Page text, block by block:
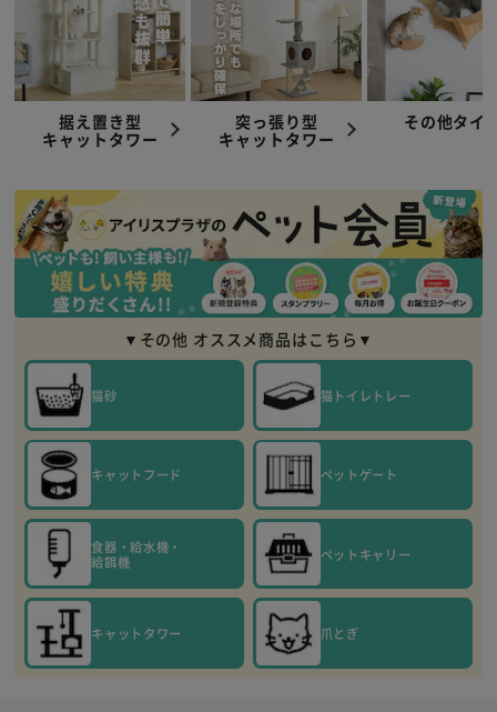
据え置き型
キャットタワー
突っ張り型
キャットタワー
その他タイ
▼その他 オススメ商品はこちら▼
猫砂 猫トイレトレー
キャットフード ペットゲート
食器・給水機・
給餌機
ペットキャリー
キャットタワー 爪とぎ